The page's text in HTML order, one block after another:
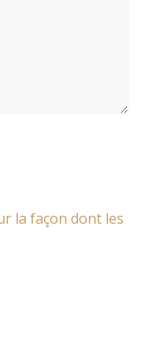
la façon dont les